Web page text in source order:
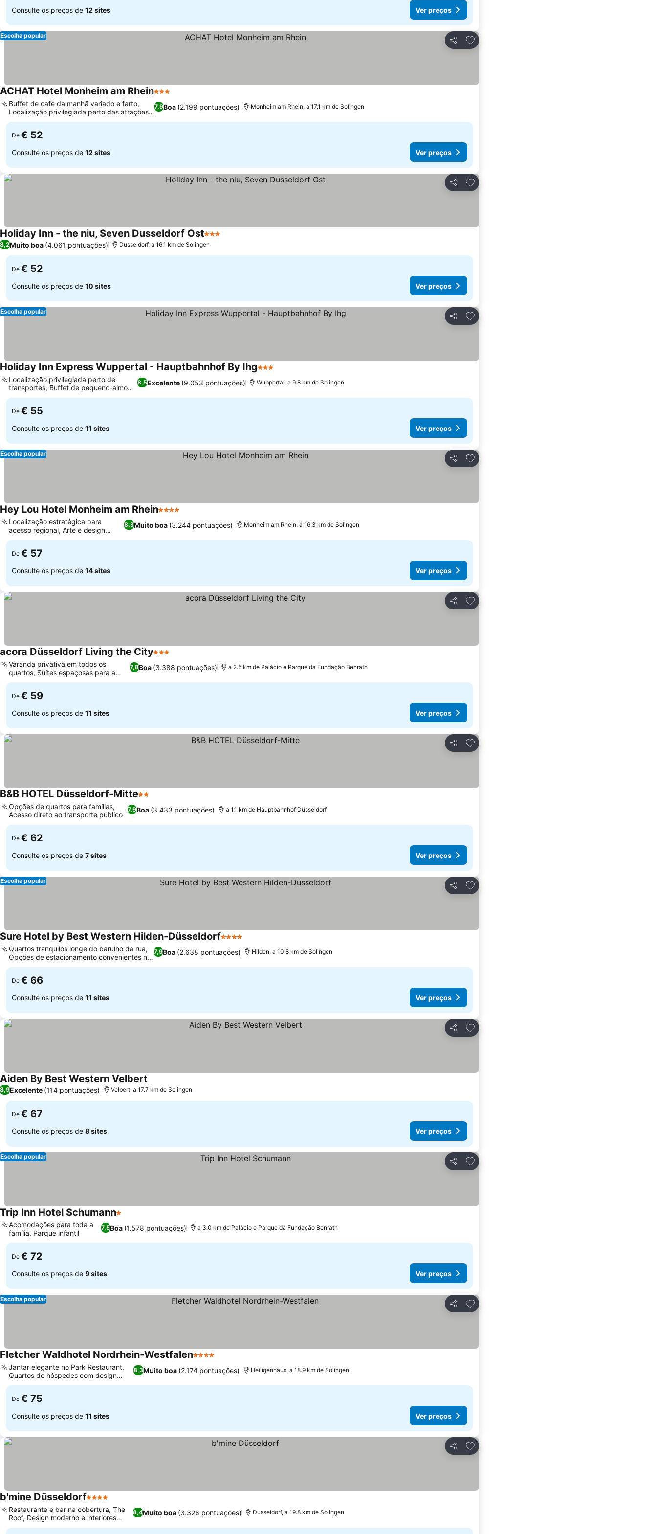
Consulte os preços de 12 sites Ver preços
Partilhar
Adicionar aos favoritos
Escolha popular
ACHAT Hotel Monheim am Rhein3 Estrelas
7,9Boa (2.199 pontuações)
Buffet de café da manhã variado e farto,
Localização privilegiada perto das atrações
do Reno
Monheim am Rhein, a 17.1 km de Solingen
De € 52
Consulte os preços de 12 sites Ver preços
Partilhar
Adicionar aos favoritos
Holiday Inn - the niu, Seven Dusseldorf Ost3 Estrelas
8,2Muito boa (4.061 pontuações) Dusseldorf, a 16.1 km de Solingen
De € 52
Consulte os preços de 10 sites Ver preços
Partilhar
Adicionar aos favoritos
Escolha popular
Holiday Inn Express Wuppertal - Hauptbahnhof By Ihg3 Estrelas
8,5Excelente (9.053 pontuações)
Localização privilegiada perto de
transportes, Buffet de pequeno-almoço
satisfatório
Wuppertal, a 9.8 km de Solingen
De € 55
Consulte os preços de 11 sites Ver preços
Partilhar
Adicionar aos favoritos
Escolha popular
Hey Lou Hotel Monheim am Rhein4 Estrelas
8,3Muito boa (3.244 pontuações)
Localização estratégica para
acesso regional, Arte e design
estimulantes
Monheim am Rhein, a 16.3 km de Solingen
De € 57
Consulte os preços de 14 sites Ver preços
Partilhar
Adicionar aos favoritos
acora Düsseldorf Living the City3 Estrelas
7,8Boa (3.388 pontuações)
Varanda privativa em todos os
quartos, Suítes espaçosas para a
família
a 2.5 km de Palácio e Parque da Fundação Benrath
De € 59
Consulte os preços de 11 sites Ver preços
Partilhar
Adicionar aos favoritos
B&B HOTEL Düsseldorf-Mitte2 Estrelas
7,9Boa (3.433 pontuações)
Opções de quartos para famílias,
Acesso direto ao transporte público
a 1.1 km de Hauptbahnhof Düsseldorf
De € 62
Consulte os preços de 7 sites Ver preços
Partilhar
Adicionar aos favoritos
Escolha popular
Sure Hotel by Best Western Hilden-Düsseldorf4 Estrelas
7,9Boa (2.638 pontuações)
Quartos tranquilos longe do barulho da rua,
Opções de estacionamento convenientes no
local
Hilden, a 10.8 km de Solingen
De € 66
Consulte os preços de 11 sites Ver preços
Partilhar
Adicionar aos favoritos
Aiden By Best Western Velbert
8,9Excelente (114 pontuações) Velbert, a 17.7 km de Solingen
De € 67
Consulte os preços de 8 sites Ver preços
Partilhar
Adicionar aos favoritos
Escolha popular
Trip Inn Hotel Schumann1 Estrelas
7,5Boa (1.578 pontuações)
Acomodações para toda a
família, Parque infantil
a 3.0 km de Palácio e Parque da Fundação Benrath
De € 72
Consulte os preços de 9 sites Ver preços
Partilhar
Adicionar aos favoritos
Escolha popular
Fletcher Waldhotel Nordrhein-Westfalen4 Estrelas
8,3Muito boa (2.174 pontuações)
Jantar elegante no Park Restaurant,
Quartos de hóspedes com design
individual
Heiligenhaus, a 18.9 km de Solingen
De € 75
Consulte os preços de 11 sites Ver preços
Partilhar
Adicionar aos favoritos
b'mine Düsseldorf4 Estrelas
8,4Muito boa (3.328 pontuações)
Restaurante e bar na cobertura, The
Roof, Design moderno e interiores
elegantes
Dusseldorf, a 19.8 km de Solingen